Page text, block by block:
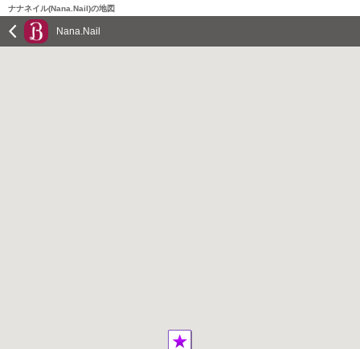
ナナネイル(Nana.Nail)の地図
Nana.Nail